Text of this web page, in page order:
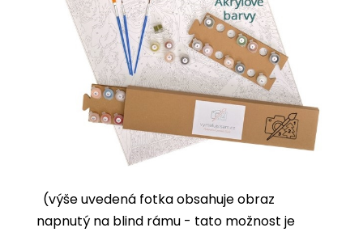
(výše uvedená fotka obsahuje obraz
napnutý na blind rámu - tato možnost je